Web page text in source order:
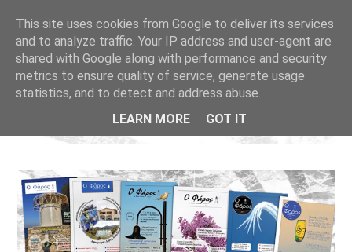
This site uses cookies from Google to deliver its services
and to analyze traffic. Your IP address and user-agent are
shared with Google along with performance and security
metrics to ensure quality of service, generate usage
statistics, and to detect and address abuse.
LEARN MORE
GOT IT